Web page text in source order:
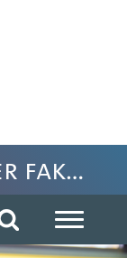
Schwarzes Brett der Fakultät für Rechtswissenschaft